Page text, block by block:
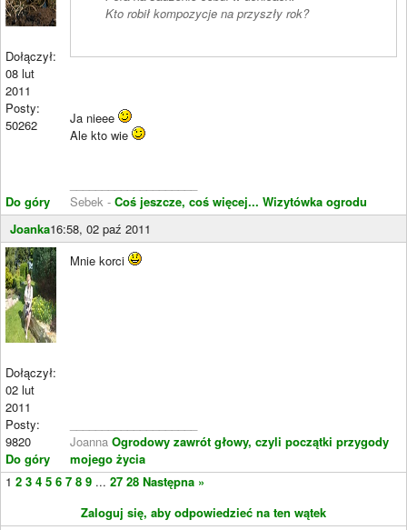
Dołączył:
08 lut
2011
Posty:
50262
Do góry
Kto robił kompozycje na przyszły rok?
Ja nieee
Ale kto wie
Sebek - Coś jeszcze, coś więcej... Wizytówka ogrodu
Joanka16:58, 02 paź 2011
Dołączył:
02 lut
2011
Posty:
9820
Do góry
Mnie korci
Joanna Ogrodowy zawrót głowy, czyli początki przygody
mojego życia
1 2 3 4 5 6 7 8 9 ... 27 28 Następna »
Zaloguj się, aby odpowiedzieć na ten wątek